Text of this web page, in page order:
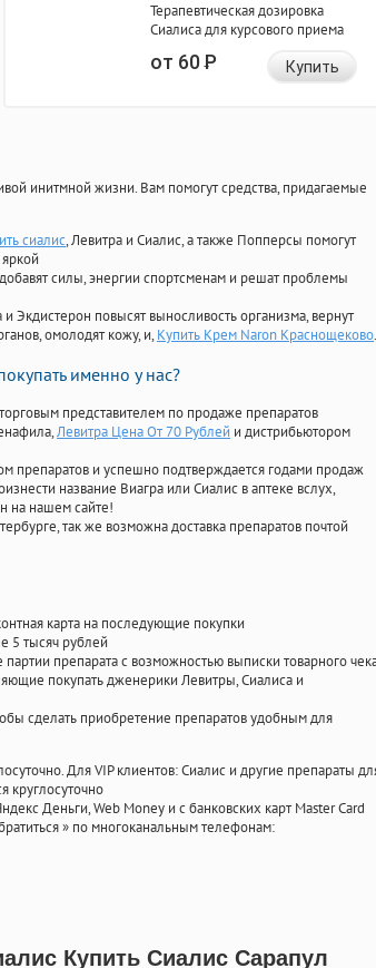
Терапевтическая дозировка
Сиалиса для курсового приема
от 60Р Купить
инитмной жизни. Вам помогут средства, придагаемые
сиалис, Левитра и Сиалис, а также Попперсы помогут
силы, энергии спортсменам и решат проблемы
Экдистерон повысят выносливость организма, вернут
омолодят кожу, и, Купить Крем Naron Краснощеково.
именно у нас?
представителем по продаже препаратов
,Левитра Цена От 70 Рублей и дистрибьютором
препаратов и успешно подтверждается годами продаж
название Виагра или Сиалис в аптеке вслух,
на нашем сайте!
так же возможна доставка препаратов почтой
карта на последующие покупки
5 тысяч рублей
препарата с возможностью выписки товарного
покупать дженерики Левитры, Сиалиса и
сделать приобретение препаратов удобным для
Для VIP клиентов: Сиалис и другие препараты
круглосуточно
Деньги, Web Money и с банковских карт Master Card
» по многоканальным телефонам:
Купить Сиалис Сарапул